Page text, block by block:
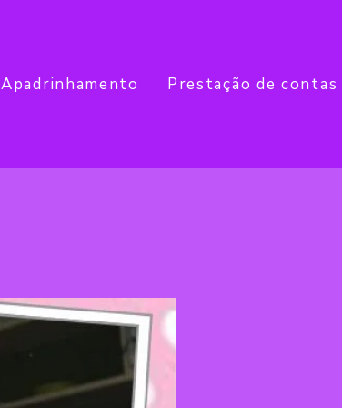
Apadrinhamento Prestação de contas